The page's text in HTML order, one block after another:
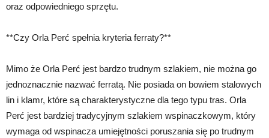
oraz odpowiedniego sprzętu.
**Czy Orla Perć spełnia kryteria ferraty?**
Mimo że Orla Perć jest bardzo trudnym szlakiem, nie można go
jednoznacznie nazwać ferratą. Nie posiada on bowiem stalowych
lin i klamr, które są charakterystyczne dla tego typu tras. Orla
Perć jest bardziej tradycyjnym szlakiem wspinaczkowym, który
wymaga od wspinacza umiejętności poruszania się po trudnym